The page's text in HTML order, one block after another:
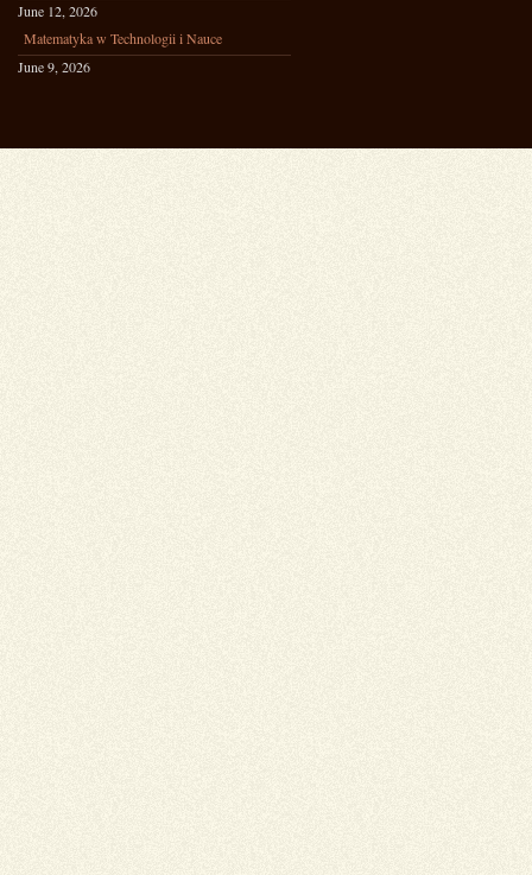
June 12, 2026
Matematyka w Technologii i Nauce
June 9, 2026